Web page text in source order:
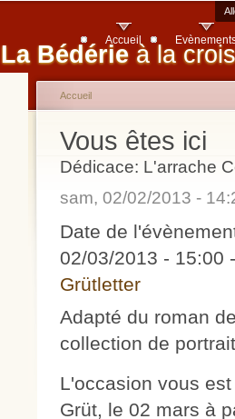
La Bédérie à la
Accueil
Vous êtes ici
Accueil
Dédicace: L'arrache
sam, 02/02/2013 -
Date de
02/03/2013 - 15:00
Grütletter
Adapté du roman
collection de
L'occasion vous
Grüt, le 02 mars à